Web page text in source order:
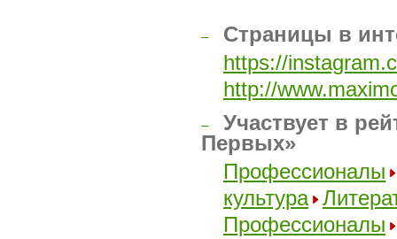
–
Страницы в
https://
http://
–
Участвует в
Первых»
Профессионалы
культура
Профессионалы